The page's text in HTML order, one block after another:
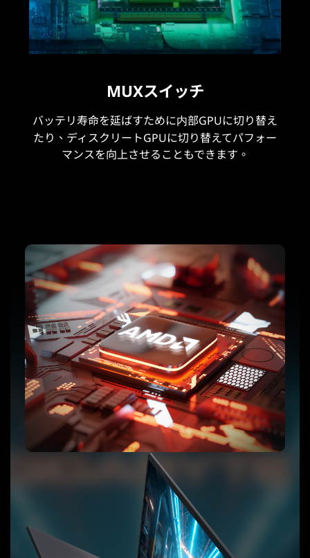
MUXスイッチ
バッテリ寿命を延ばすために内部GPUに切り替え
たり、ディスクリートGPUに切り替えてパフォー
マンスを向上させることもできます。